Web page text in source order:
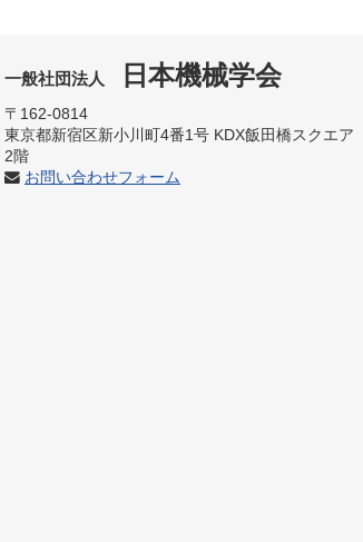
一般社団法人 日本機械学会
〒162-0814
東京都新宿区新小川町4番1号 KDX飯田橋スクエア
2階
お問い合わせフォーム